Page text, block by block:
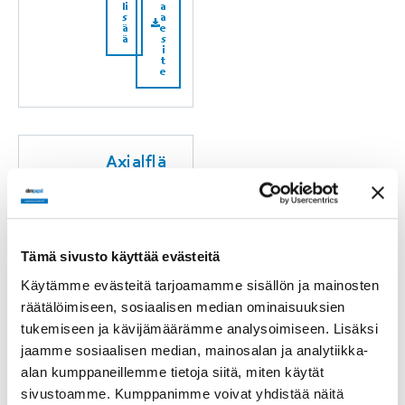
Tämä sivusto käyttää evästeitä
Käytämme evästeitä tarjoamamme sisällön ja mainosten
räätälöimiseen, sosiaalisen median ominaisuuksien
tukemiseen ja kävijämäärämme analysoimiseen. Lisäksi
jaamme sosiaalisen median, mainosalan ja analytiikka-
alan kumppaneillemme tietoja siitä, miten käytät
sivustoamme. Kumppanimme voivat yhdistää näitä
li
s
ä
ä
a
a
e
s
i
t
e
Axialflä
34°
L
u
li
ä
a
a
e
i
e